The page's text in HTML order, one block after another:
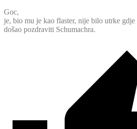
Goc,
je, bio mu je kao flaster, nije bilo utrke
došao pozdraviti Schumachra.